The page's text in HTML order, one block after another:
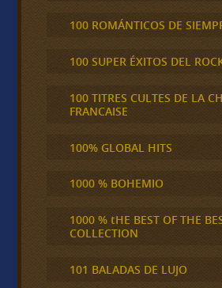
100 ROMÁNTICOS DE
100 SUPER ÉXITOS DEL
100 TITRES CULTES DE LA
FRANCAISE
100% GLOBAL HITS
1000 % BOHEMIO
1000 % tHE BEST OF THE
COLLECTION
101 BALADAS DE LUJO